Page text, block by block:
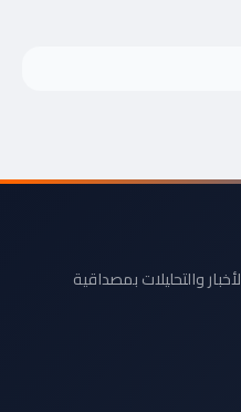
والتحليلات بمصداقية